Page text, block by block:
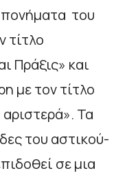
του
τίτλο
Πράξις» και
με τον τίτλο
Τα
του αστικού-
σε μια